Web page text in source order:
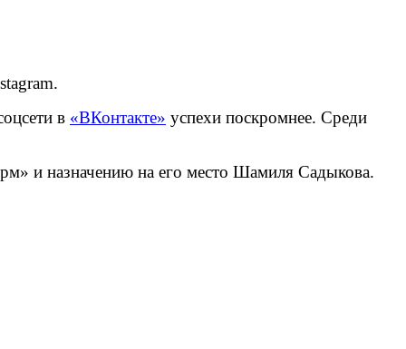
в «ВКонтакте» успехи поскромнее. Среди
и назначению на его место Шамиля Садыкова.